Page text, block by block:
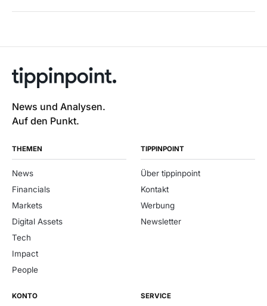
News und Analysen.
Auf den Punkt.
THEMEN
News
Financials
Markets
Digital Assets
Tech
Impact
People
TIPPINPOINT
Über tippinpoint
Kontakt
Werbung
Newsletter
KONTO SERVICE